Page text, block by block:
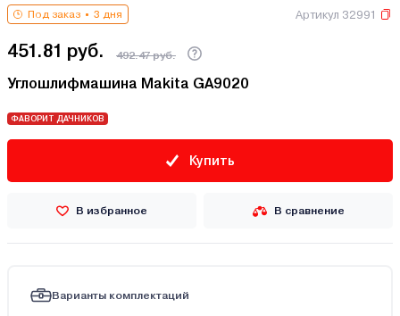
Под заказ 3 дня Артикул 32991
451.81 руб. 492.47 руб.
Углошлифмашина Makita GA9020
ФАВОРИТ ДАЧНИКОВ
Купить
В избранное В сравнение
Варианты комплектаций